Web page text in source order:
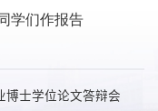
学们作报告
博士学位论文答辩会